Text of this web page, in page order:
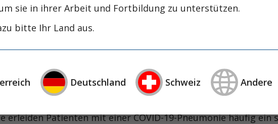
Eine häufige Intervention mit vielen
(RSI/NITB) beschreibt den Intubationsvorgang beim
eines Anal­getikums, Hypnotikums und Muskelrelaxans mit
zu platzieren.
Nicht-COVID-ARDS?
erleiden Patienten mit einer COVID-19-Pneumonie häufig ein
sie in ihrer Arbeit und Fortbildung zu unterstützen.
bitte Ihr Land aus.
Deutschland Schweiz Andere